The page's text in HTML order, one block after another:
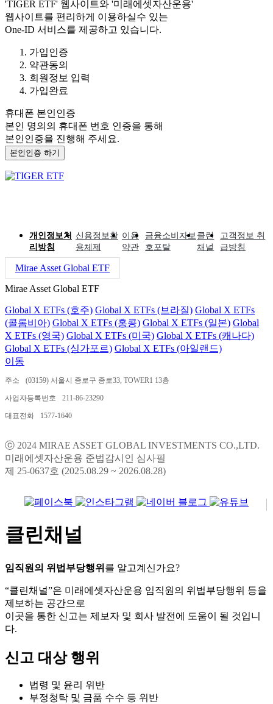
'TIGER ETF' 웹사이트와 '미래에셋자산운용'
웹사이트를 편리하게 이용하실수 있는
One-ID 서비스를 제공하고 있습니다.
가입인증
약관동의
회원정보 입력
가입완료
휴대폰 본인인증
본인 명의의 휴대폰 번호 인증을 통해
본인인증을 진행해 주세요.
본인인증 하기
개인정보처
리방침
신용정보활
용체제
이용
약관
금융소비자보
호포탈
클린
채널
고객정보 취
급방침
Mirae Asset Global ETF
Mirae Asset Global ETF
Global X ETFs (호주) Global X ETFs (브라질) Global X ETFs
(콜롬비아) Global X ETFs (홍콩) Global X ETFs (일본) Global
X ETFs (영국) Global X ETFs (미국) Global X ETFs (캐나다)
Global X ETFs (싱가포르) Global X ETFs (아일랜드)
이동
주소 (03159) 서울시 종로구 종로33, TOWER1 13층
사업자등록번호 211-86-23290
대표전화 1577-1640
ⓒ 2024 MIRAE ASSET GLOBAL INVESTMENTS CO.,LTD.
미래에셋자산운용 준법감시인 심사필
제 25-0637호 (2025.08.29 ~ 2026.08.28)
클린채널
임직원의 위법부당행위 를 알고계신가요?
“클린채널”은 미래에셋자산운용 임직원의 위법부당행위 등을
제보하는 공간으로
이곳을 통한 신고는 제보자 및 회사 발전에 도움이 될 것입니
다.
신고 대상 행위
법령 및 윤리 위반
부정청탁 및 금품 수수 등 위반